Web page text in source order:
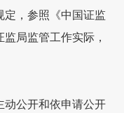
定，参照《中国证监
监局监管工作实际，
动公开和依申请公开